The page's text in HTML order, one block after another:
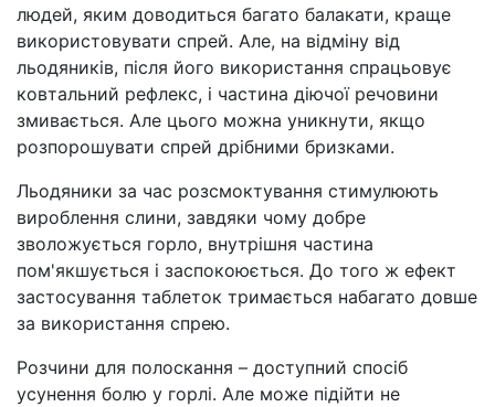
людей, яким доводиться багато балакати, краще
використовувати спрей. Але, на відміну від
льодяників, після його використання спрацьовує
ковтальний рефлекс, і частина діючої речовини
змивається. Але цього можна уникнути, якщо
розпорошувати спрей дрібними бризками.
Льодяники за час розсмоктування стимулюють
вироблення слини, завдяки чому добре
зволожується горло, внутрішня частина
пом'якшується і заспокоюється. До того ж ефект
застосування таблеток тримається набагато довше
за використання спрею.
Розчини для полоскання – доступний спосіб
усунення болю у горлі. Але може підійти не